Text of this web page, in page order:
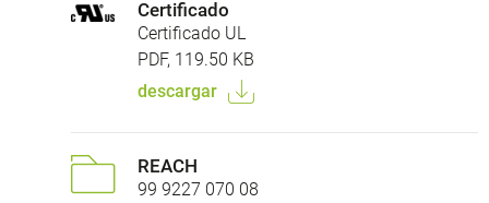
Certificado
Certificado UL
PDF, 119.50 KB
descargar
REACH
99 9227 070 08